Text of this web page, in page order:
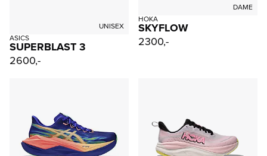
UNISEX
ASICS
SUPERBLAST 3
2600,-
DAME
HOKA
SKYFLOW
2300,-